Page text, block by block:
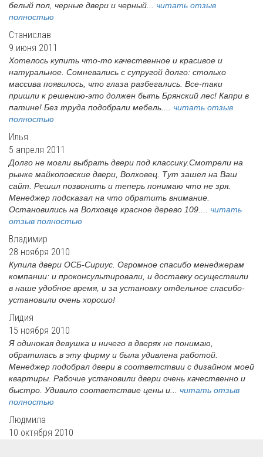
белый пол, черные двери и черный... читать отзыв
полностью
Станислав
9 июня 2011
Хотелось купить что-то качественное и красивое и
натуральное. Сомневались с супругой долго: столько
массива появилось, что глаза разбегались. Все-таки
пришли к решению-это должен быть Брянский лес! Капри в
патине! Без труда подобрали мебель.... читать отзыв
полностью
Илья
5 апреля 2011
Долго не могли выбрать двери под классику.Смотрели на
рынке майкоповские двери, Волховец. Тут зашел на Ваш
сайт. Решил позвонить и теперь понимаю что не зря.
Менеджер подсказал на что обратить внимание.
Остановились на Волховце красное дерево 109.... читать
отзыв полностью
Владимир
28 ноября 2010
Купила двери ОСБ-Сириус. Огромное спасибо менеджерам
компании: и проконсультировали, и доставку осуществили
в наше удобное время, и за установку отдельное спасибо-
установили очень хорошо!
Лидия
15 ноября 2010
Я одинокая девушка и ничего в дверях не понимаю,
обратилась в эту фирму и была удивлена работой.
Менеджер подобрал двери в соответствии с дизайном моей
квартиры. Рабочие установили двери очень качественно и
быстро. Удивило соответствие цены и... читать отзыв
полностью
Людмила
10 октября 2010